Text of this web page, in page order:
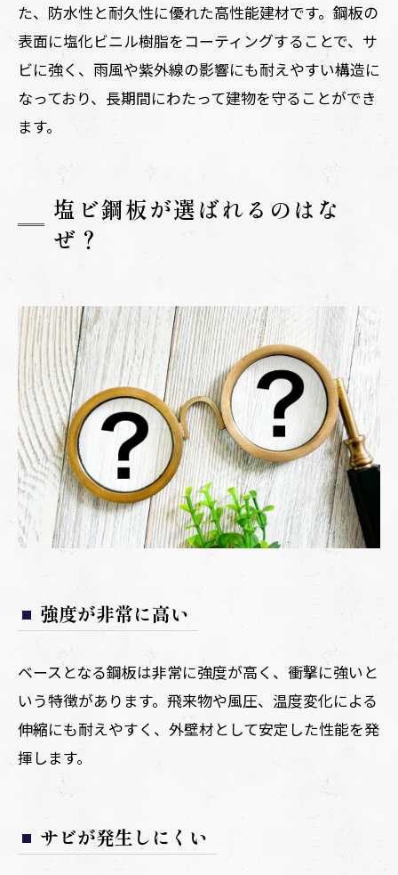
た、防水性と耐久性に優れた高性能建材です。鋼板の
表面に塩化ビニル樹脂をコーティングすることで、サ
ビに強く、雨風や紫外線の影響にも耐えやすい構造に
なっており、長期間にわたって建物を守ることができ
ます。
塩ビ鋼板が選ばれるのはな
ぜ？
強度が非常に高い
ベースとなる鋼板は非常に強度が高く、衝撃に強いと
いう特徴があります。飛来物や風圧、温度変化による
伸縮にも耐えやすく、外壁材として安定した性能を発
揮します。
サビが発生しにくい